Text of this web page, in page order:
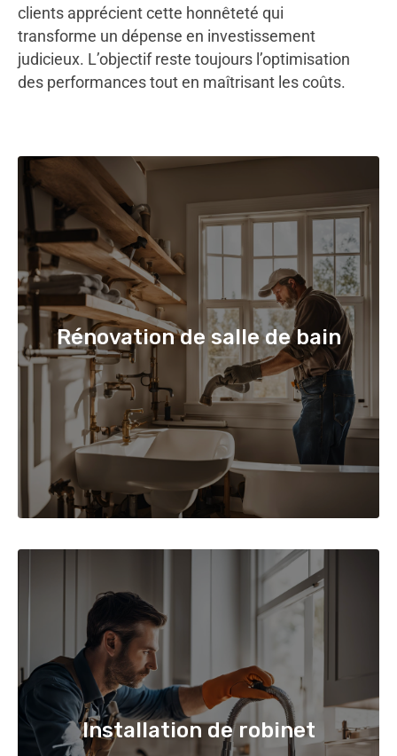
clients apprécient cette honnêteté qui
transforme un dépense en investissement
judicieux. L’objectif reste toujours l’optimisation
des performances tout en maîtrisant les coûts.
Rénovation de salle de bain
Installation de robinet